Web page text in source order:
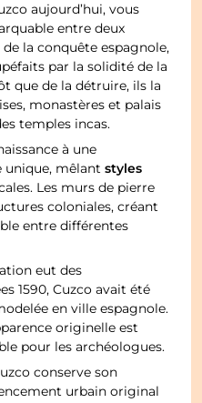
aujourd’hui, vous
entre deux
la conquête espagnole,
par la solidité de la
que de la détruire, ils la
monastères et palais
temples incas.
à une
unique, mêlantstyles
Les murs de pierre
coloniales, créant
entre différentes
eut des
1590, Cuzco avait été
en ville espagnole.
originelle est
pour les archéologues.
conserve son
urbain original